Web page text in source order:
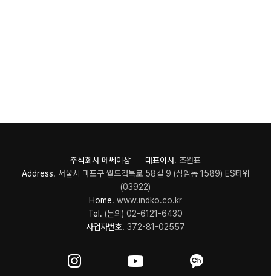
주식회사 메쎄이상 대표이사. 조원표
Address. 서울시 마포구 월드컵북로 58길 9 (상암동 1589) ES타워
(03922)
Home. www.indko.co.kr
Tel. (문의) 02-6121-6430
사업자번호. 372-81-02557